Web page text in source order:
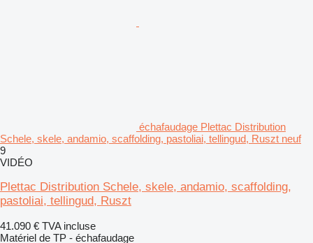
échafaudage Plettac Distribution
Schele, skele, andamio, scaffolding, pastoliai, tellingud, Ruszt neuf
9
VIDÉO
Plettac Distribution Schele, skele, andamio, scaffolding,
pastoliai, tellingud, Ruszt
41.090 € TVA incluse
Matériel de TP - échafaudage